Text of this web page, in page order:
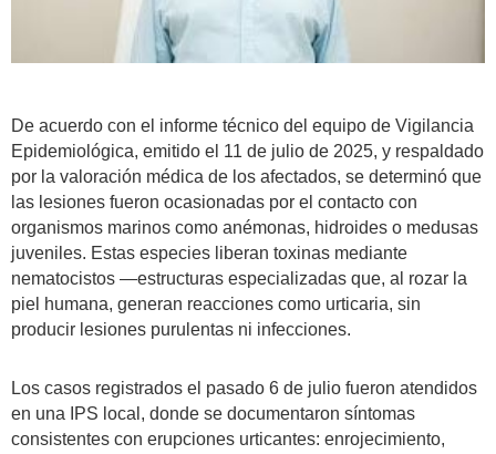
De acuerdo con el informe técnico del equipo de Vigilancia
Epidemiológica, emitido el 11 de julio de 2025, y respaldado
por la valoración médica de los afectados, se determinó que
las lesiones fueron ocasionadas por el contacto con
organismos marinos como anémonas, hidroides o medusas
juveniles. Estas especies liberan toxinas mediante
nematocistos —estructuras especializadas que, al rozar la
piel humana, generan reacciones como urticaria, sin
producir lesiones purulentas ni infecciones.
Los casos registrados el pasado 6 de julio fueron atendidos
en una IPS local, donde se documentaron síntomas
consistentes con erupciones urticantes: enrojecimiento,